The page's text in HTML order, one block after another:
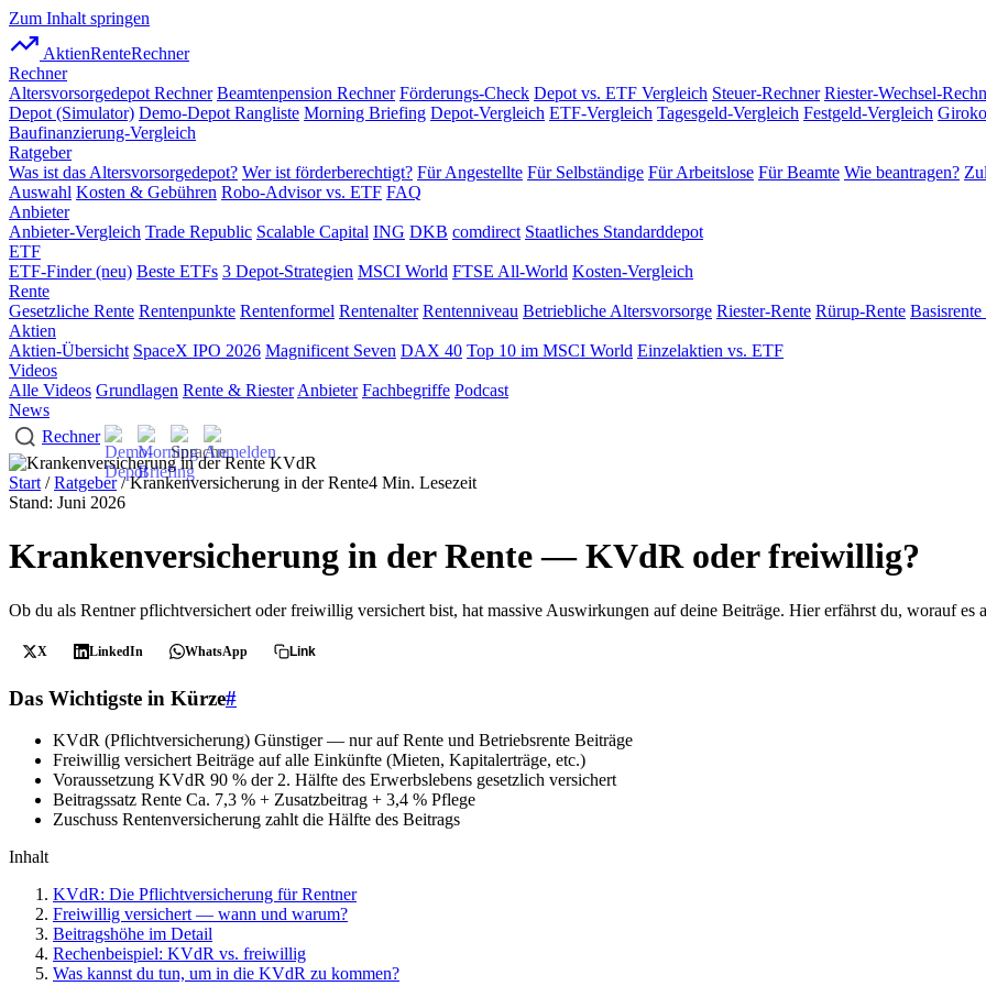
Zum Inhalt springen
AktienRenteRechner
Rechner
Altersvorsorgedepot Rechner Beamtenpension Rechner Förderungs-Check Depot vs. ETF Vergleich Steuer-Rechner Riester-Wechsel-
Depot (Simulator) Demo-Depot Rangliste Morning Briefing Depot-Vergleich ETF-Vergleich Tagesgeld-Vergleich Festgeld-Vergleich
Baufinanzierung-Vergleich
Ratgeber
Was ist das Altersvorsorgedepot? Wer ist förderberechtigt? Für Angestellte Für Selbständige Für Arbeitslose Für Beamte Wie beantragen?
Auswahl Kosten & Gebühren Robo-Advisor vs. ETF FAQ
Anbieter
Anbieter-Vergleich Trade Republic Scalable Capital ING DKB comdirect Staatliches Standarddepot
ETF
ETF-Finder (neu) Beste ETFs 3 Depot-Strategien MSCI World FTSE All-World Kosten-Vergleich
Rente
Gesetzliche Rente Rentenpunkte Rentenformel Rentenalter Rentenniveau Betriebliche Altersvorsorge Riester-Rente Rürup-Rente
Aktien
Aktien-Übersicht SpaceX IPO 2026 Magnificent Seven DAX 40 Top 10 im MSCI World Einzelaktien vs. ETF
Videos
Alle Videos Grundlagen Rente & Riester Anbieter Fachbegriffe Podcast
News
Rechner
Start /Ratgeber/ Krankenversicherung in der Rente4 Min. Lesezeit
Stand: Juni 2026
Krankenversicherung in der Rente — KVdR oder freiwillig?
Ob du als Rentner pflichtversichert oder freiwillig versichert bist, hat massive Auswirkungen auf deine Beiträge. Hier erfährst du, worauf es
X LinkedIn WhatsApp Link
Das Wichtigste in Kürze#
KVdR (Pflichtversicherung) Günstiger — nur auf Rente und Betriebsrente Beiträge
Freiwillig versichert Beiträge auf alle Einkünfte (Mieten, Kapitalerträge, etc.)
Voraussetzung KVdR 90 % der 2. Hälfte des Erwerbslebens gesetzlich versichert
Beitragssatz Rente Ca. 7,3 % + Zusatzbeitrag + 3,4 % Pflege
Zuschuss Rentenversicherung zahlt die Hälfte des Beitrags
Inhalt
KVdR: Die Pflichtversicherung für Rentner
Freiwillig versichert — wann und warum?
Beitragshöhe im Detail
Rechenbeispiel: KVdR vs. freiwillig
Was kannst du tun, um in die KVdR zu kommen?